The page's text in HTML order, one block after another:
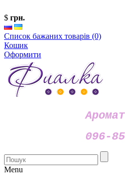
$ грн.
Список бажаних товарів (0)
Кошик
Оформити
096-
Menu